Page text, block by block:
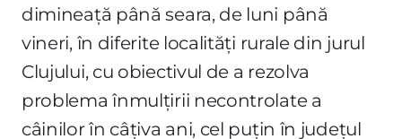
dimineață până seara, de luni până
vineri, în diferite localități rurale din jurul
Clujului, cu obiectivul de a rezolva
problema înmulțirii necontrolate a
câinilor în câțiva ani, cel puțin în județul